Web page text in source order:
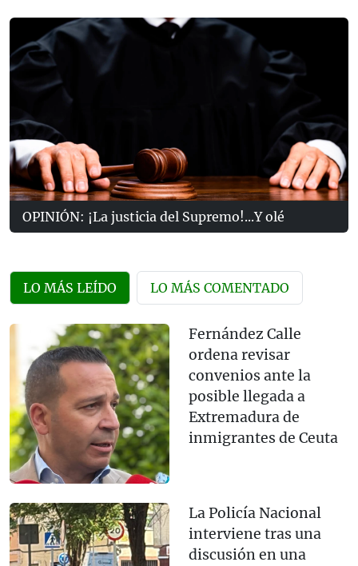
OPINIÓN: ¡La justicia del Supremo!...Y olé
LO MÁS LEÍDO LO MÁS COMENTADO
Fernández Calle
ordena revisar
convenios ante la
posible llegada a
Extremadura de
inmigrantes de Ceuta
La Policía Nacional
interviene tras una
discusión en una